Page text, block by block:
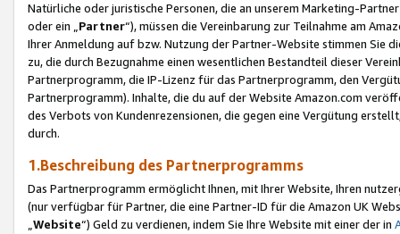
Natürliche oder juristische Personen, die an unserem Marketing-
oder ein „Partner“), müssen die Vereinbarung zur Teilnahme am
Ihrer Anmeldung auf bzw. Nutzung der Partner-Website stimmen Sie
zu, die durch Bezugnahme einen wesentlichen Bestandteil dieser
Partnerprogramm, die IP-Lizenz für das Partnerprogramm, den
Partnerprogramm). Inhalte, die du auf der Website Amazon.com
des Verbots von Kundenrezensionen, die gegen eine Vergütung
durch.
1.Beschreibung des Partnerprogramms
Das Partnerprogramm ermöglicht Ihnen, mit Ihrer Website, Ihren
(nur verfügbar für Partner, die eine Partner-ID für die Amazon UK
Website“) Geld zu verdienen, indem Sie Ihre Website mit einer der in